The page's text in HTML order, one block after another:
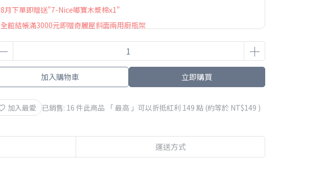
8月下單即贈送"7-Nice嘟寶木漿棉x1"
全館結帳滿3000元即贈奇麗屋斜面兩用廚瓶架
加入購物車 立即購買
加入最愛 已銷售: 16 件此商品 「 最高 」可以折抵紅利 149 點 (約等於 NT$149 )
運送方式